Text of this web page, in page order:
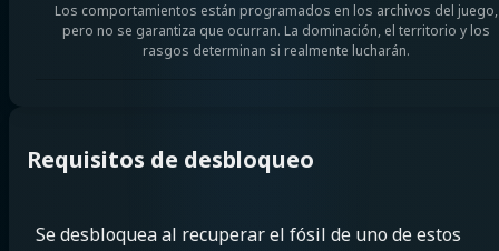
Los comportamientos están programados en los archivos del juego,
pero no se garantiza que ocurran. La dominación, el territorio y los
rasgos determinan si realmente lucharán.
Requisitos de desbloqueo
Se desbloquea al recuperar el fósil de uno de estos